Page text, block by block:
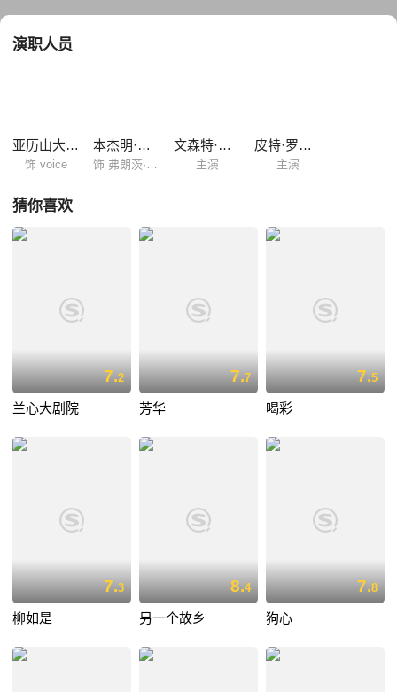
此次作为该片的世界首映，已足够吸引多方关注。 索科洛夫一向热衷于拍
馆。此次新作《占领下的卢浮宫》更是直接将镜头对准世界四大博物馆之
首的法国卢浮宫，定将上演一场有关艺术、政治与文化的历...
演职人员
亚历山大·索科洛夫
饰 voice
本杰明·乌策拉特 文森特·内梅斯
主演
皮特·罗特兹克
主演
猜你喜欢
7.2
兰心大剧院
7.7
芳华
7.5
喝彩
7.3
柳如是
8.4
另一个故乡
7.8
狗心